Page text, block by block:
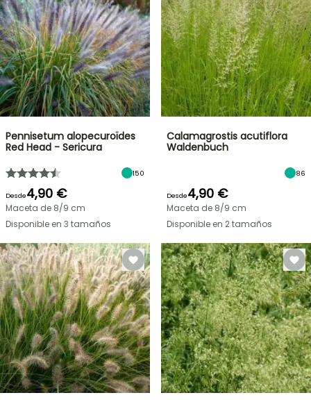
Pennisetum alopecuroïdes
Red Head - Sericura
150
Desde4,90 €
Maceta de 8/9 cm
Disponible en 3 tamaños
Calamagrostis acutiflora
Waldenbuch
86
Desde4,90 €
Maceta de 8/9 cm
Disponible en 2 tamaños